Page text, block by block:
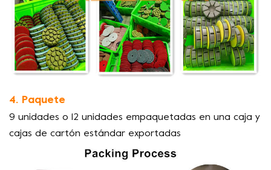
4. Paquete
9 unidades o 12 unidades empaquetadas en una caja y
cajas de cartón estándar exportadas